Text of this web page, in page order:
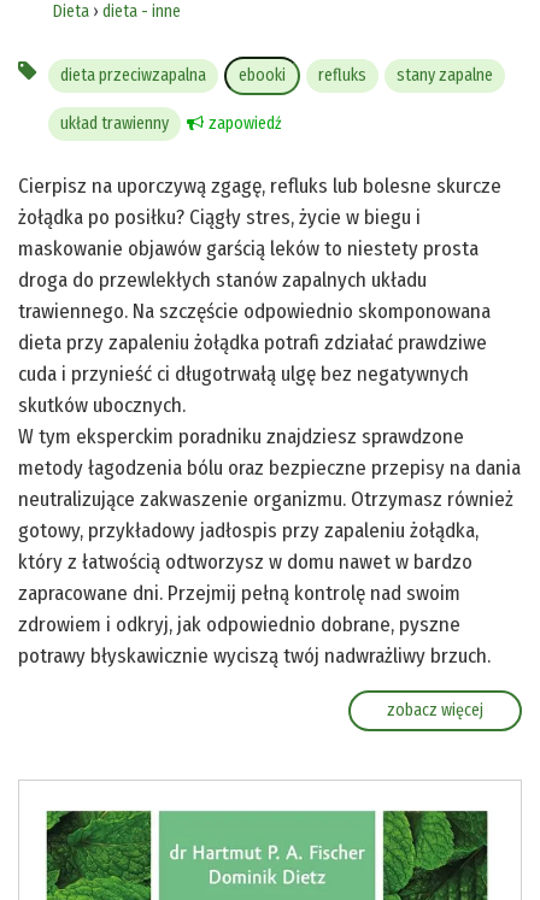
Dieta › dieta - inne
dieta przeciwzapalna ebooki refluks stany zapalne
układ trawienny zapowiedź
Cierpisz na uporczywą zgagę, refluks lub bolesne skurcze
żołądka po posiłku? Ciągły stres, życie w biegu i
maskowanie objawów garścią leków to niestety prosta
droga do przewlekłych stanów zapalnych układu
trawiennego. Na szczęście odpowiednio skomponowana
dieta przy zapaleniu żołądka potrafi zdziałać prawdziwe
cuda i przynieść ci długotrwałą ulgę bez negatywnych
skutków ubocznych.
W tym eksperckim poradniku znajdziesz sprawdzone
metody łagodzenia bólu oraz bezpieczne przepisy na dania
neutralizujące zakwaszenie organizmu. Otrzymasz również
gotowy, przykładowy jadłospis przy zapaleniu żołądka,
który z łatwością odtworzysz w domu nawet w bardzo
zapracowane dni. Przejmij pełną kontrolę nad swoim
zdrowiem i odkryj, jak odpowiednio dobrane, pyszne
potrawy błyskawicznie wyciszą twój nadwrażliwy brzuch.
zobacz więcej